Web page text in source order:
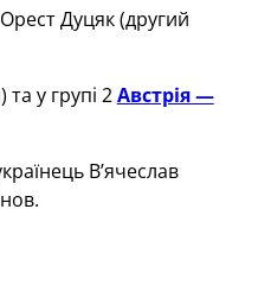
Дуцяк (другий
у групі 2Австрія —
В’ячеслав